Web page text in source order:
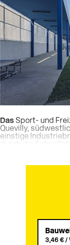
Das Sport- und
Quevilly,
einstige
durch die
3,46 € /